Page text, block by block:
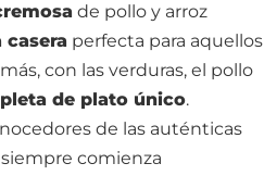
de pollo y arroz
casera perfecta para aquellos
con las verduras, el pollo
de plato único.
de las auténticas
comienza